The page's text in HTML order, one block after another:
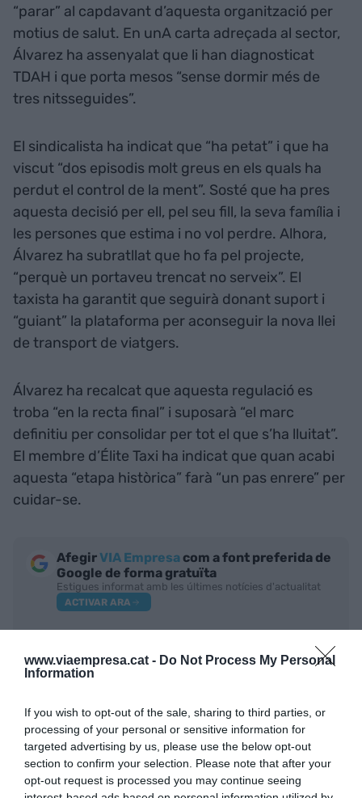
www.viaempresa.cat - Do Not Process My Personal
Information
If you wish to opt-out of the sale, sharing to third parties, or
processing of your personal or sensitive information for
targeted advertising by us, please use the below opt-out
section to confirm your selection. Please note that after your
opt-out request is processed you may continue seeing
“parar” al capdavant d’aquesta organització per
motius de salut. En unA carta adreçada al sector,
Álvarez ha assenyalat que li han diagnosticat
TDAH i que porta mesos “sense dormir més de
tres nitsseguides”.
El sindicalista ha indicat que “ha petat” i que ha
viscut “dos episodis molt greus en els quals ha
perdut el control de la ment”. Sosté que ha pres
aquesta decisió per ell, pel seu fill, la seva família i
les persones que estima i no vol perdre. Alhora,
Álvarez ha subratllat que ho fa pel projecte,
“perquè un portaveu trencat no serveix”. El
taxista ha garantit que seguirà donant suport i
“guiant” la plataforma per aconseguir la nova llei
de transport de viatgers.
Álvarez ha recalcat que aquesta regulació es
troba “en la recta final” i suposarà “el marc
definitiu per consolidar per tot el que s’ha lluitat”.
El membre d’Élite Taxi ha indicat que quan acabi
aquesta “etapa històrica” farà “un pas enrere” per
cuidar-se.
AfegirVIA Empresa com a font preferida de
Google de forma gratuïta
Estigues informat amb les últimes notícies d'actualitat
ACTIVAR ARA
RELACIONADES